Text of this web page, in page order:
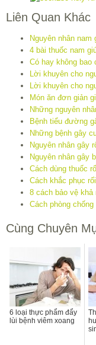
Liên Quan Khác
Nguyên nhân
4 bài thuốc nam
Có hay không bao
Lời khuyên cho
Lời khuyên cho
Món ăn đơn giản
Những nguyên
Bệnh tiểu đường
Những bệnh gây
Nguyên nhân gây
Nguyên nhân gây
Cách dùng thuốc
Cách khắc phục
8 cách bảo vệ
Cách phòng
Cùng Chuyên
6 loại thực phẩm đẩy
lùi bệnh viêm xoang